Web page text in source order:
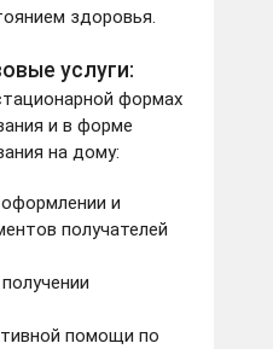
здоровья.
услуги:
формах
и в форме
на дому:
и
получателей
помощи по